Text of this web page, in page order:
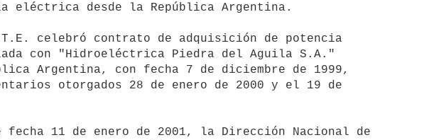
eléctrica desde la República Argentina.
U.T.E. celebró contrato de adquisición de potencia
con "Hidroeléctrica Piedra del Aguila S.A."
Argentina, con fecha 7 de diciembre de 1999,
otorgados 28 de enero de 2000 y el 19 de
11 de enero de 2001, la Dirección Nacional de